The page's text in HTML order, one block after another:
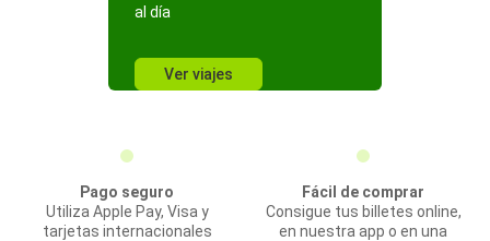
al día
Ver viajes
Pago seguro
Utiliza Apple Pay, Visa y
tarjetas internacionales
Fácil de comprar
Consigue tus billetes online,
en nuestra app o en una